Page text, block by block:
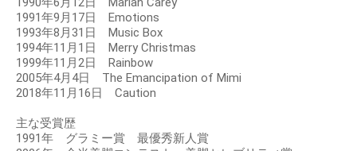
1991年9月17日 Emotions
1993年8月31日 Music Box
1994年11月1日 Merry Christmas
1999年11月2日 Rainbow
2005年4月4日 The Emancipation of Mimi
2018年11月16日 Caution
主な受賞歴
1991年 グラミー賞 最優秀新人賞